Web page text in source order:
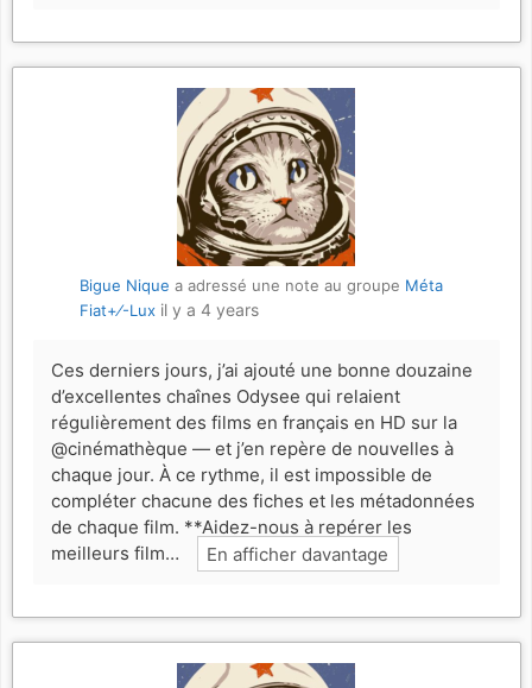
Bigue Nique a adressé une note au groupe Méta
Fiat+⁄-Lux il y a 4 years
Ces derniers jours, j’ai ajouté une bonne douzaine
d’excellentes chaînes Odysee qui relaient
régulièrement des films en français en HD sur la
@cinémathèque — et j’en repère de nouvelles à
chaque jour. À ce rythme, il est impossible de
compléter chacune des fiches et les métadonnées
de chaque film. **Aidez-nous à repérer les
meilleurs film…
En afficher davantage